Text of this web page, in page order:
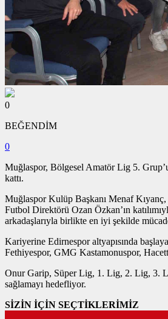
0
BEĞENDİM
0
Muğlaspor, Bölgesel Amatör Lig 5.
kattı.
Muğlaspor Kulüp Başkanı Menaf
Futbol Direktörü Ozan Özkan’ın
arkadaşlarıyla birlikte en iyi şekilde
Kariyerine Edirnespor altyapısında
Fethiyespor, GMG Kastamonuspor,
Onur Garip, Süper Lig, 1. Lig, 2. Lig, 3.
sağlamayı hedefliyor.
SİZİN İÇİN SEÇTİKLERİMİZ